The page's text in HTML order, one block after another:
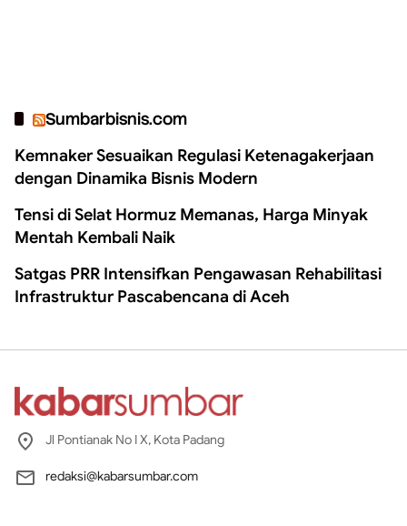
Sumbarbisnis.com
Kemnaker Sesuaikan Regulasi Ketenagakerjaan
dengan Dinamika Bisnis Modern
Tensi di Selat Hormuz Memanas, Harga Minyak
Mentah Kembali Naik
Satgas PRR Intensifkan Pengawasan Rehabilitasi
Infrastruktur Pascabencana di Aceh
Jl Pontianak No I X, Kota Padang
redaksi@kabarsumbar.com